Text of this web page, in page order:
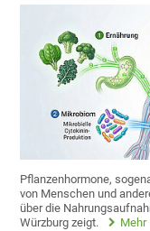
Pflanzenhormone,
von Menschen und
über die
Würzburg zeigt.
Mehr